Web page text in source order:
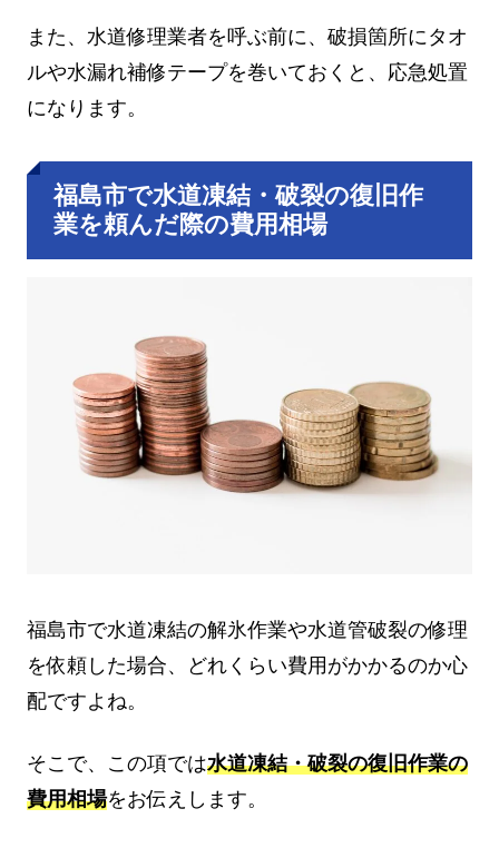
また、水道修理業者を呼ぶ前に、破損箇所にタオ
ルや水漏れ補修テープを巻いておくと、応急処置
になります。
福島市で水道凍結・破裂の復旧作
業を頼んだ際の費用相場
福島市で水道凍結の解氷作業や水道管破裂の修理
を依頼した場合、どれくらい費用がかかるのか心
配ですよね。
そこで、この項では水道凍結・破裂の復旧作業の
費用相場をお伝えします。